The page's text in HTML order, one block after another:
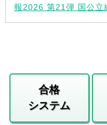
報2026 第21弾 国公立
合格
システム